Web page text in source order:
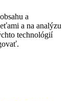
a
a na analýzu
technológií